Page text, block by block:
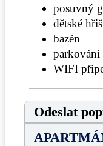
posuvný
dětské
bazén
parkování
WIFI
Odeslat